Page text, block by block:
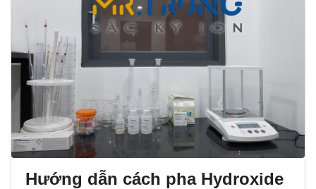
Hướng dẫn cách pha Hydroxide